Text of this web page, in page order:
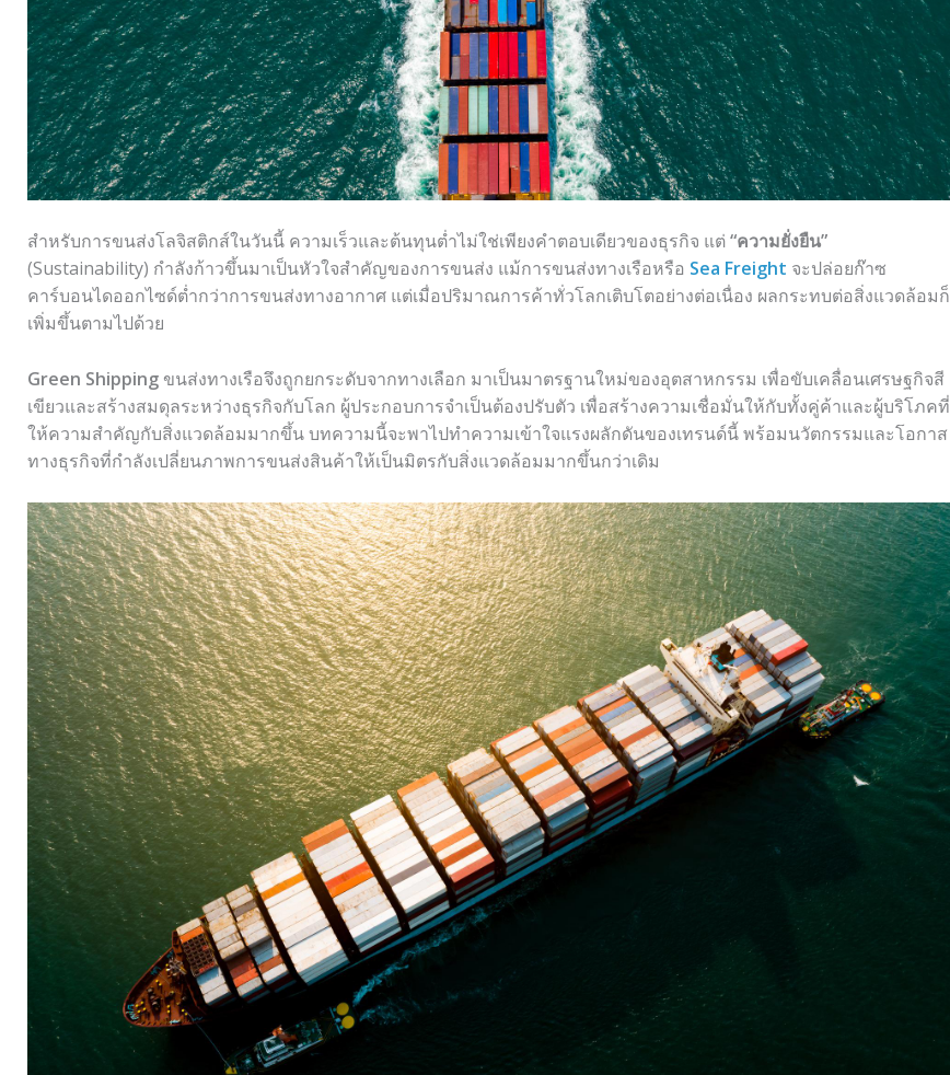
สำหรับการขนส่งโลจิสติกส์ในวันนี้ ความเร็วและต้นทุนต่ำไม่ใช่เพียงคำตอบเดียวของธุรกิจ แต่“ความยั่งยืน”
(Sustainability) กำลังก้าวขึ้นมาเป็นหัวใจสำคัญของการขนส่ง แม้การขนส่งทางเรือหรือ Sea Freight จะปล่อยก๊าซ
คาร์บอนไดออกไซด์ต่ำกว่าการขนส่งทางอากาศ แต่เมื่อปริมาณการค้าทั่วโลกเติบโตอย่างต่อเนื่อง ผลกระทบต่อสิ่งแวดล้อมก็
เพิ่มขึ้นตามไปด้วย
Green Shipping ขนส่งทางเรือจึงถูกยกระดับจากทางเลือก มาเป็นมาตรฐานใหม่ของอุตสาหกรรม เพื่อขับเคลื่อนเศรษฐกิจสี
เขียวและสร้างสมดุลระหว่างธุรกิจกับโลก ผู้ประกอบการจำเป็นต้องปรับตัว เพื่อสร้างความเชื่อมั่นให้กับทั้งคู่ค้าและผู้บริโภคที่
ให้ความสำคัญกับสิ่งแวดล้อมมากขึ้น บทความนี้จะพาไปทำความเข้าใจแรงผลักดันของเทรนด์นี้ พร้อมนวัตกรรมและโอกาส
ทางธุรกิจที่กำลังเปลี่ยนภาพการขนส่งสินค้าให้เป็นมิตรกับสิ่งแวดล้อมมากขึ้นกว่าเดิม